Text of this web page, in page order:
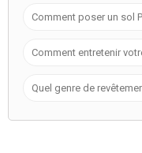
Comment poser un sol
Comment entretenir
Quel genre de